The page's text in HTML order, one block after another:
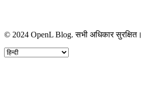
© 2024 OpenL Blog. सभी अधिकार सुरक्षित।